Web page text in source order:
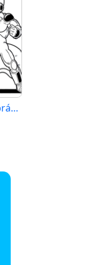
Zdarma Goku Obrázek